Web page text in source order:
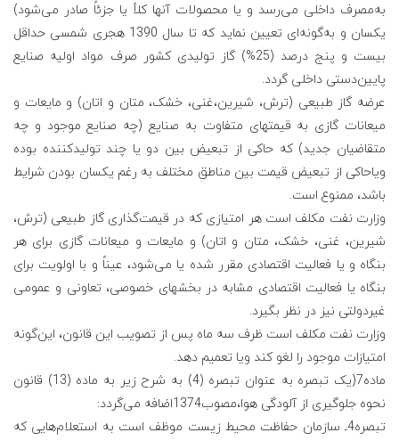
به‌مصرف داخلی می‌رسد و یا محصولات آنها کلاً یا جزئاً صادر می‌شود)
یکسان و به‌گونه‌ای تعیین نماید که تا سال 1390 هجری شمسی حداقل
بیست و پنج درصد (25%) گاز تولیدی کشور صرف مواد اولیه صنایع
پایین‌دستی داخلی گردد.
عرضه گاز طبیعی (ترش، شیرین،غنی، خشک، متان و اتان) و مایعات و
میعانات گازی به قیمتهای متفاوت به صنایع (چه صنایع موجود و چه
متقاضیان جدید) که حاکی از تبعیض بین دو یا چند تولیدکننده بوده
ویاحاکی از تبعیض قیمت بین مناطق مختلف به رغم یکسان بودن شرایط
باشد، ممنوع است.
وزارت نفت مکلف است هر امتیازی که در قیمت‌گذاری گاز طبیعی (ترش،
شیرین، غنی، خشک، متان و اتان) و مایعات و میعانات گازی برای هر
بنگاه و یا فعالیت اقتصادی مقرر شده یا می‌شود، عیناً و با اولویت برای
بنگاه یا فعالیت اقتصادی مشابه در بخشهای خصوصی، تعاونی و عمومی
غیردولتی نیز در نظر بگیرد.
وزارت نفت مکلف است ظرف سه ماه پس از تصویب این قانون، این‌گونه
امتیازات موجود را لغو کند ویا تعمیم دهد.
ماده7(یک تبصره به عنوان تبصره (4) به شرح زیر به ماده (13) قانون
نحوه جلوگیری از آلودگی هوا،مصوب1374اضافه می‌گردد:
تبصره4ـ سازمان حفاظت محیط زیست موظف است به استعلام‌هایی که